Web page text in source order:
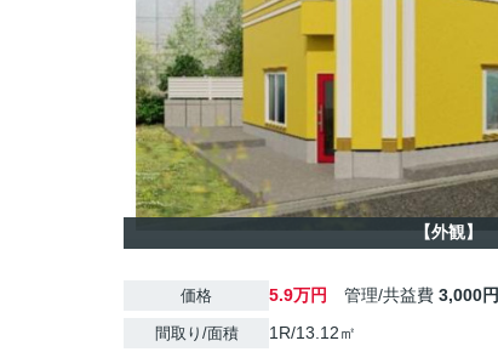
【外観】
価格 5.9万円 管理/共益費 3,000円
間取り/面積 1R/13.12㎡